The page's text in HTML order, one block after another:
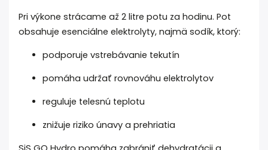
Pri výkone strácame až 2 litre potu za hodinu. Pot
obsahuje esenciálne elektrolyty, najmä sodík, ktorý:
podporuje vstrebávanie tekutín
pomáha udržať rovnováhu elektrolytov
reguluje telesnú teplotu
znižuje riziko únavy a prehriatia